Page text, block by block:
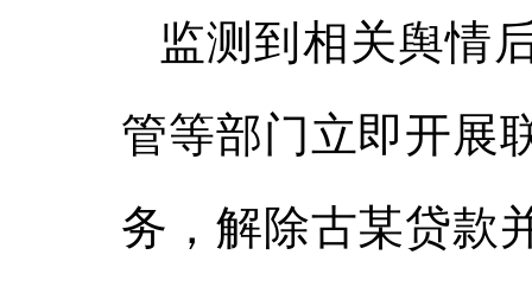
监测到相关舆情
管等部门立即开展
务，解除古某贷款